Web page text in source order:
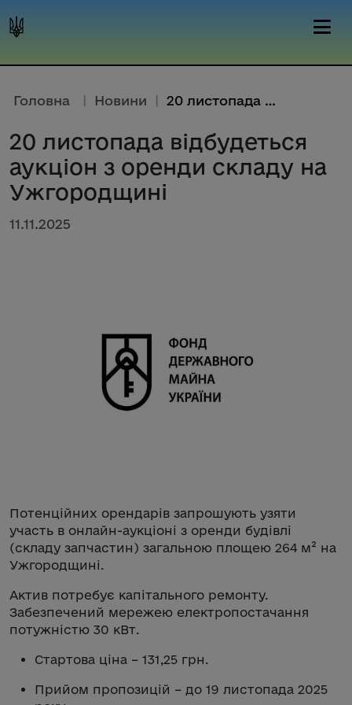
Головна | Новини | 20 листопада відбудеться аукці...
20 листопада відбудеться
аукціон з оренди складу на
Ужгородщині
11.11.2025
Потенційних орендарів запрошують узяти
участь в онлайн-аукціоні з оренди будівлі
(складу запчастин) загальною площею 264 м² на
Ужгородщині.
Актив потребує капітального ремонту.
Забезпечений мережею електропостачання
потужністю 30 кВт.
Стартова ціна – 131,25 грн.
Прийом пропозицій – до 19 листопада 2025